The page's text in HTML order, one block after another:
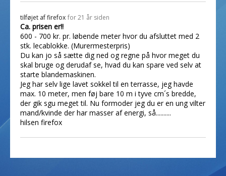
tilføjet affirefox for 21 år siden
Ca. prisen er!!
600 - 700 kr. pr. løbende meter hvor du afsluttet med 2
stk. lecablokke. (Murermesterpris)
Du kan jo så sætte dig ned og regne på hvor meget du
skal bruge og derudaf se, hvad du kan spare ved selv at
starte blandemaskinen.
Jeg har selv lige lavet sokkel til en terrasse, jeg havde
max. 10 meter, men føj bare 10 m i tyve cm´s bredde,
der gik sgu meget til. Nu formoder jeg du er en ung vilter
mand/kvinde der har masser af energi, så..........
hilsen firefox